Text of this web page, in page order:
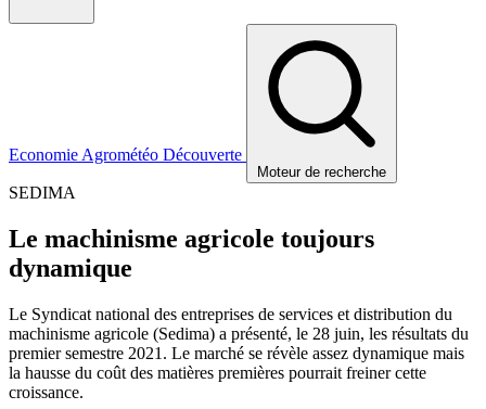
Economie Agrométéo Découverte
Moteur de recherche
SEDIMA
Le machinisme agricole toujours
dynamique
Le Syndicat national des entreprises de services et distribution du
machinisme agricole (Sedima) a présenté, le 28 juin, les résultats du
premier semestre 2021. Le marché se révèle assez dynamique mais
la hausse du coût des matières premières pourrait freiner cette
croissance.